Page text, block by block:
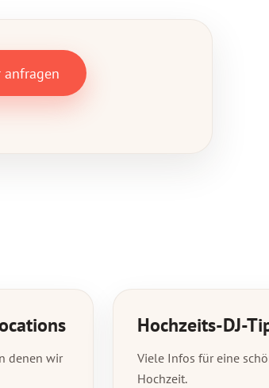
anfragen
denen wir
Hochzeits-DJ-
Viele Infos für eine
Hochzeit.